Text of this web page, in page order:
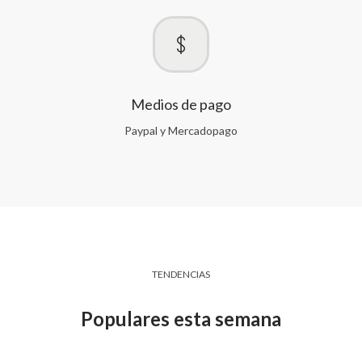
Medios de pago
Paypal y Mercadopago
TENDENCIAS
Populares esta semana